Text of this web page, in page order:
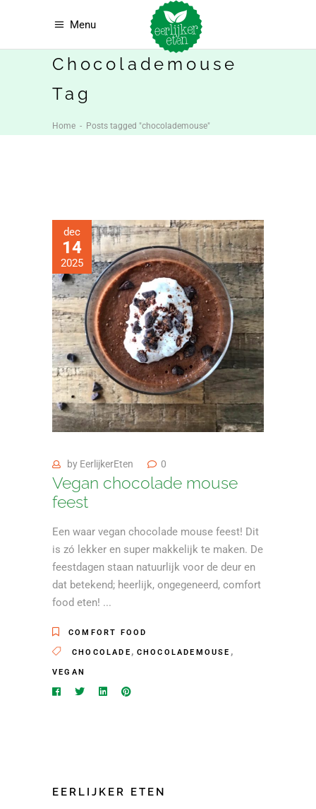
Menu
Chocolademouse
Tag
Home - Posts tagged "chocolademouse"
dec
14
2025
by EerlijkerEten 0
Vegan chocolade mouse
feest
Een waar vegan chocolade mouse feest! Dit
is zó lekker en super makkelijk te maken. De
feestdagen staan natuurlijk voor de deur en
dat betekend; heerlijk, ongegeneerd, comfort
food eten!
COMFORT FOOD
CHOCOLADE , CHOCOLADEMOUSE ,
VEGAN
EERLIJKER ETEN